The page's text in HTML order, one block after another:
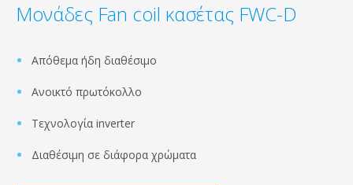
Μονάδες Fan coil κασέτας FWC-D
Απόθεμα ήδη διαθέσιμο
Ανοικτό πρωτόκολλο
Τεχνολογία inverter
Διαθέσιμη σε διάφορα χρώματα